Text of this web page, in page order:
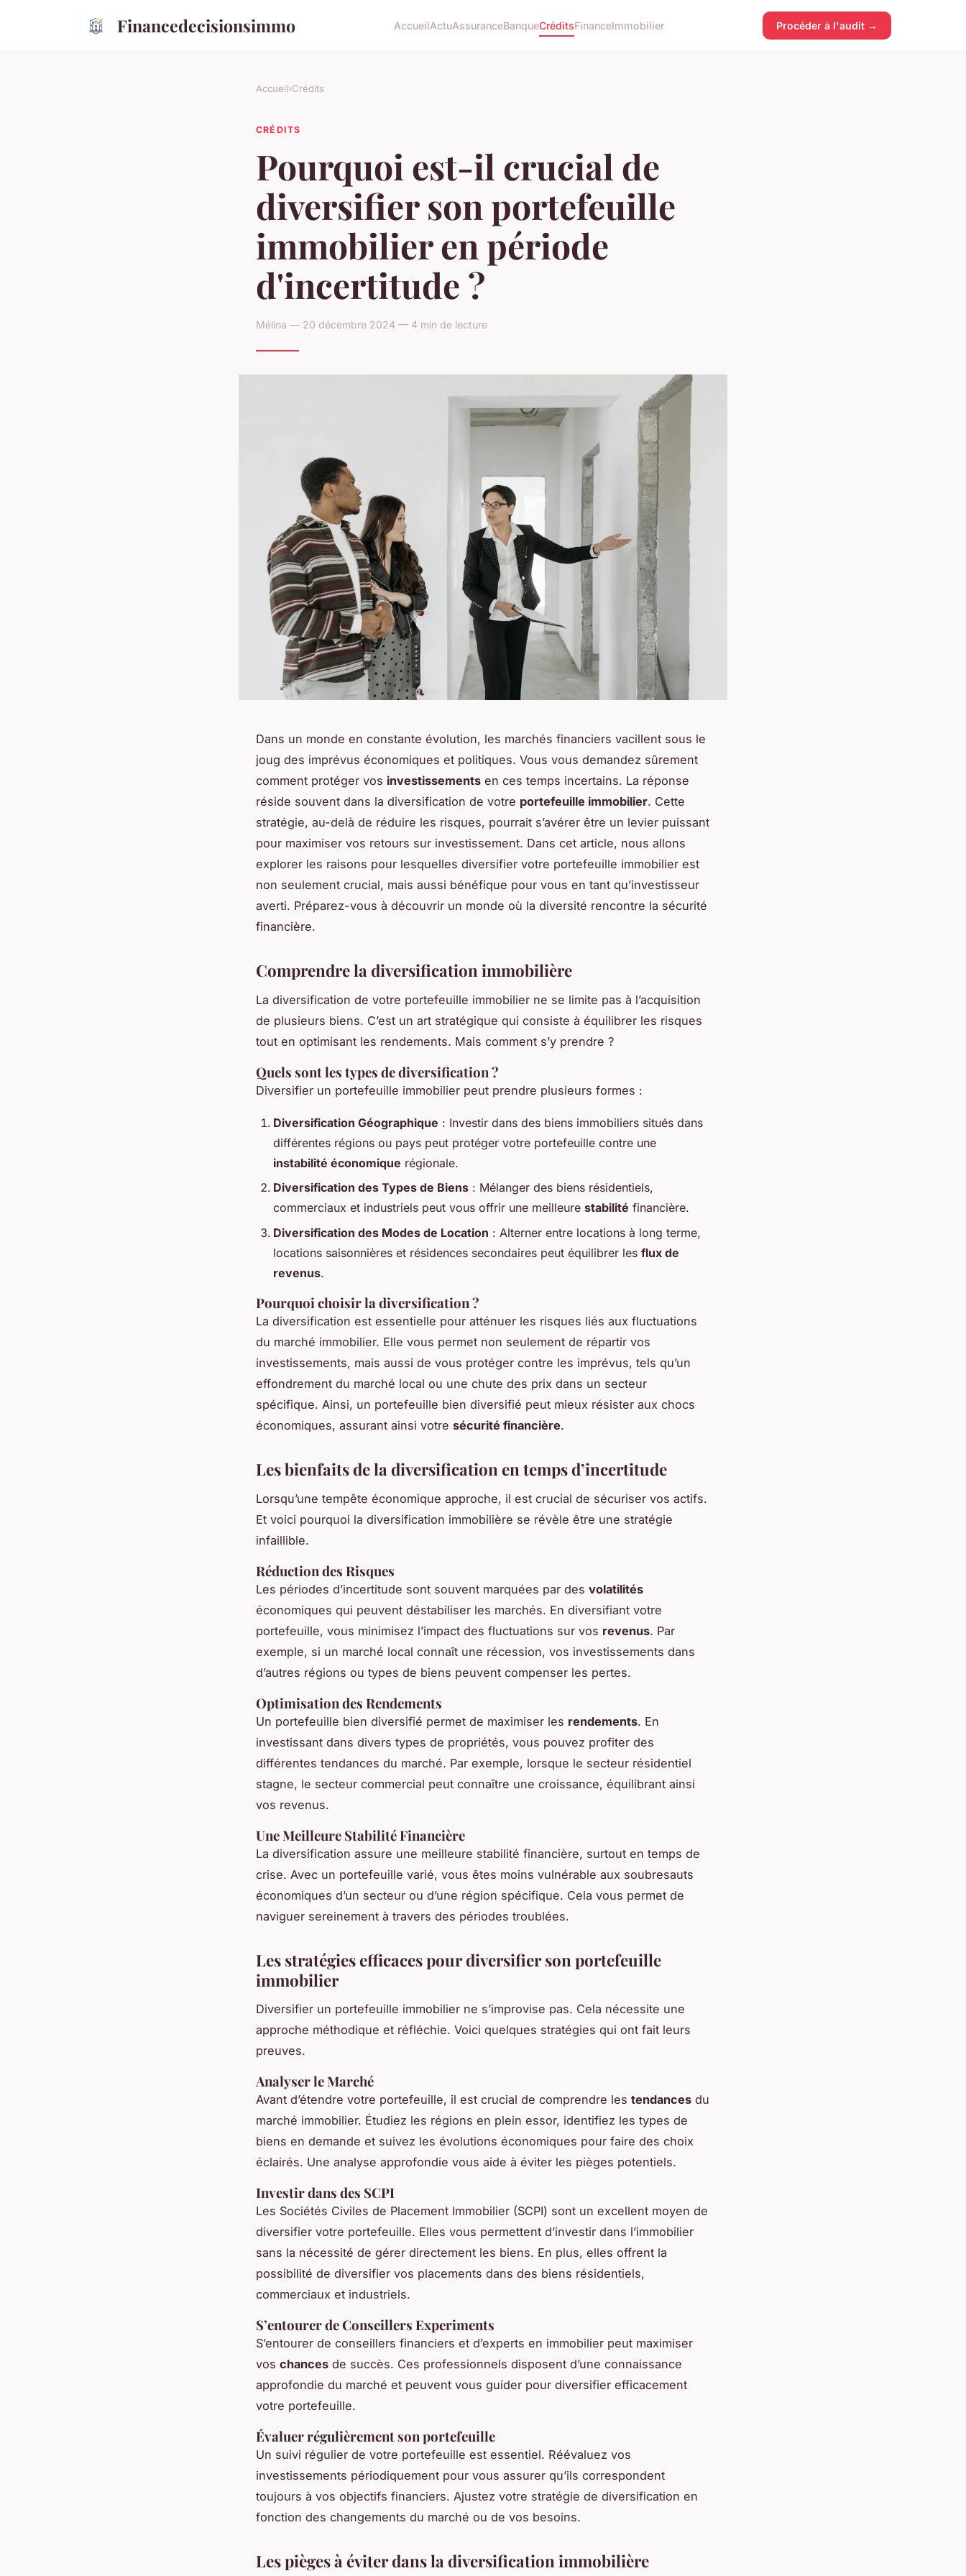
Financedecisionsimmo AccueilActuAssuranceBanqueCréditsFinanceImmobilier Procéder à l'audit →
Accueil›Crédits
CRÉDITS
Pourquoi est-il crucial de
diversifier son portefeuille
immobilier en période
d'incertitude ?
Mélina — 20 décembre 2024 — 4 min de lecture
Dans un monde en constante évolution, les marchés financiers vacillent sous le
joug des imprévus économiques et politiques. Vous vous demandez sûrement
comment protéger vos investissements en ces temps incertains. La réponse
réside souvent dans la diversification de votre portefeuille immobilier. Cette
stratégie, au-delà de réduire les risques, pourrait s’avérer être un levier puissant
pour maximiser vos retours sur investissement. Dans cet article, nous allons
explorer les raisons pour lesquelles diversifier votre portefeuille immobilier est
non seulement crucial, mais aussi bénéfique pour vous en tant qu’investisseur
averti. Préparez-vous à découvrir un monde où la diversité rencontre la sécurité
financière.
Comprendre la diversification immobilière
La diversification de votre portefeuille immobilier ne se limite pas à l’acquisition
de plusieurs biens. C’est un art stratégique qui consiste à équilibrer les risques
tout en optimisant les rendements. Mais comment s’y prendre ?
Quels sont les types de diversification ?
Diversifier un portefeuille immobilier peut prendre plusieurs formes :
Diversification Géographique : Investir dans des biens immobiliers situés dans
différentes régions ou pays peut protéger votre portefeuille contre une
instabilité économique régionale.
Diversification des Types de Biens : Mélanger des biens résidentiels,
commerciaux et industriels peut vous offrir une meilleure stabilité financière.
Diversification des Modes de Location : Alterner entre locations à long terme,
locations saisonnières et résidences secondaires peut équilibrer les flux de
revenus.
Pourquoi choisir la diversification ?
La diversification est essentielle pour atténuer les risques liés aux fluctuations
du marché immobilier. Elle vous permet non seulement de répartir vos
investissements, mais aussi de vous protéger contre les imprévus, tels qu’un
effondrement du marché local ou une chute des prix dans un secteur
spécifique. Ainsi, un portefeuille bien diversifié peut mieux résister aux chocs
économiques, assurant ainsi votre sécurité financière.
Les bienfaits de la diversification en temps d’incertitude
Lorsqu’une tempête économique approche, il est crucial de sécuriser vos actifs.
Et voici pourquoi la diversification immobilière se révèle être une stratégie
infaillible.
Réduction des Risques
Les périodes d’incertitude sont souvent marquées par des volatilités
économiques qui peuvent déstabiliser les marchés. En diversifiant votre
portefeuille, vous minimisez l’impact des fluctuations sur vos revenus. Par
exemple, si un marché local connaît une récession, vos investissements dans
d’autres régions ou types de biens peuvent compenser les pertes.
Optimisation des Rendements
Un portefeuille bien diversifié permet de maximiser les rendements. En
investissant dans divers types de propriétés, vous pouvez profiter des
différentes tendances du marché. Par exemple, lorsque le secteur résidentiel
stagne, le secteur commercial peut connaître une croissance, équilibrant ainsi
vos revenus.
Une Meilleure Stabilité Financière
La diversification assure une meilleure stabilité financière, surtout en temps de
crise. Avec un portefeuille varié, vous êtes moins vulnérable aux soubresauts
économiques d’un secteur ou d’une région spécifique. Cela vous permet de
naviguer sereinement à travers des périodes troublées.
Les stratégies efficaces pour diversifier son portefeuille
immobilier
Diversifier un portefeuille immobilier ne s’improvise pas. Cela nécessite une
approche méthodique et réfléchie. Voici quelques stratégies qui ont fait leurs
preuves.
Analyser le Marché
Avant d’étendre votre portefeuille, il est crucial de comprendre les tendances du
marché immobilier. Étudiez les régions en plein essor, identifiez les types de
biens en demande et suivez les évolutions économiques pour faire des choix
éclairés. Une analyse approfondie vous aide à éviter les pièges potentiels.
Investir dans des SCPI
Les Sociétés Civiles de Placement Immobilier (SCPI) sont un excellent moyen de
diversifier votre portefeuille. Elles vous permettent d’investir dans l’immobilier
sans la nécessité de gérer directement les biens. En plus, elles offrent la
possibilité de diversifier vos placements dans des biens résidentiels,
commerciaux et industriels.
S’entourer de Conseillers Experiments
S’entourer de conseillers financiers et d’experts en immobilier peut maximiser
vos chances de succès. Ces professionnels disposent d’une connaissance
approfondie du marché et peuvent vous guider pour diversifier efficacement
votre portefeuille.
Évaluer régulièrement son portefeuille
Un suivi régulier de votre portefeuille est essentiel. Réévaluez vos
investissements périodiquement pour vous assurer qu’ils correspondent
toujours à vos objectifs financiers. Ajustez votre stratégie de diversification en
fonction des changements du marché ou de vos besoins.
Les pièges à éviter dans la diversification immobilière